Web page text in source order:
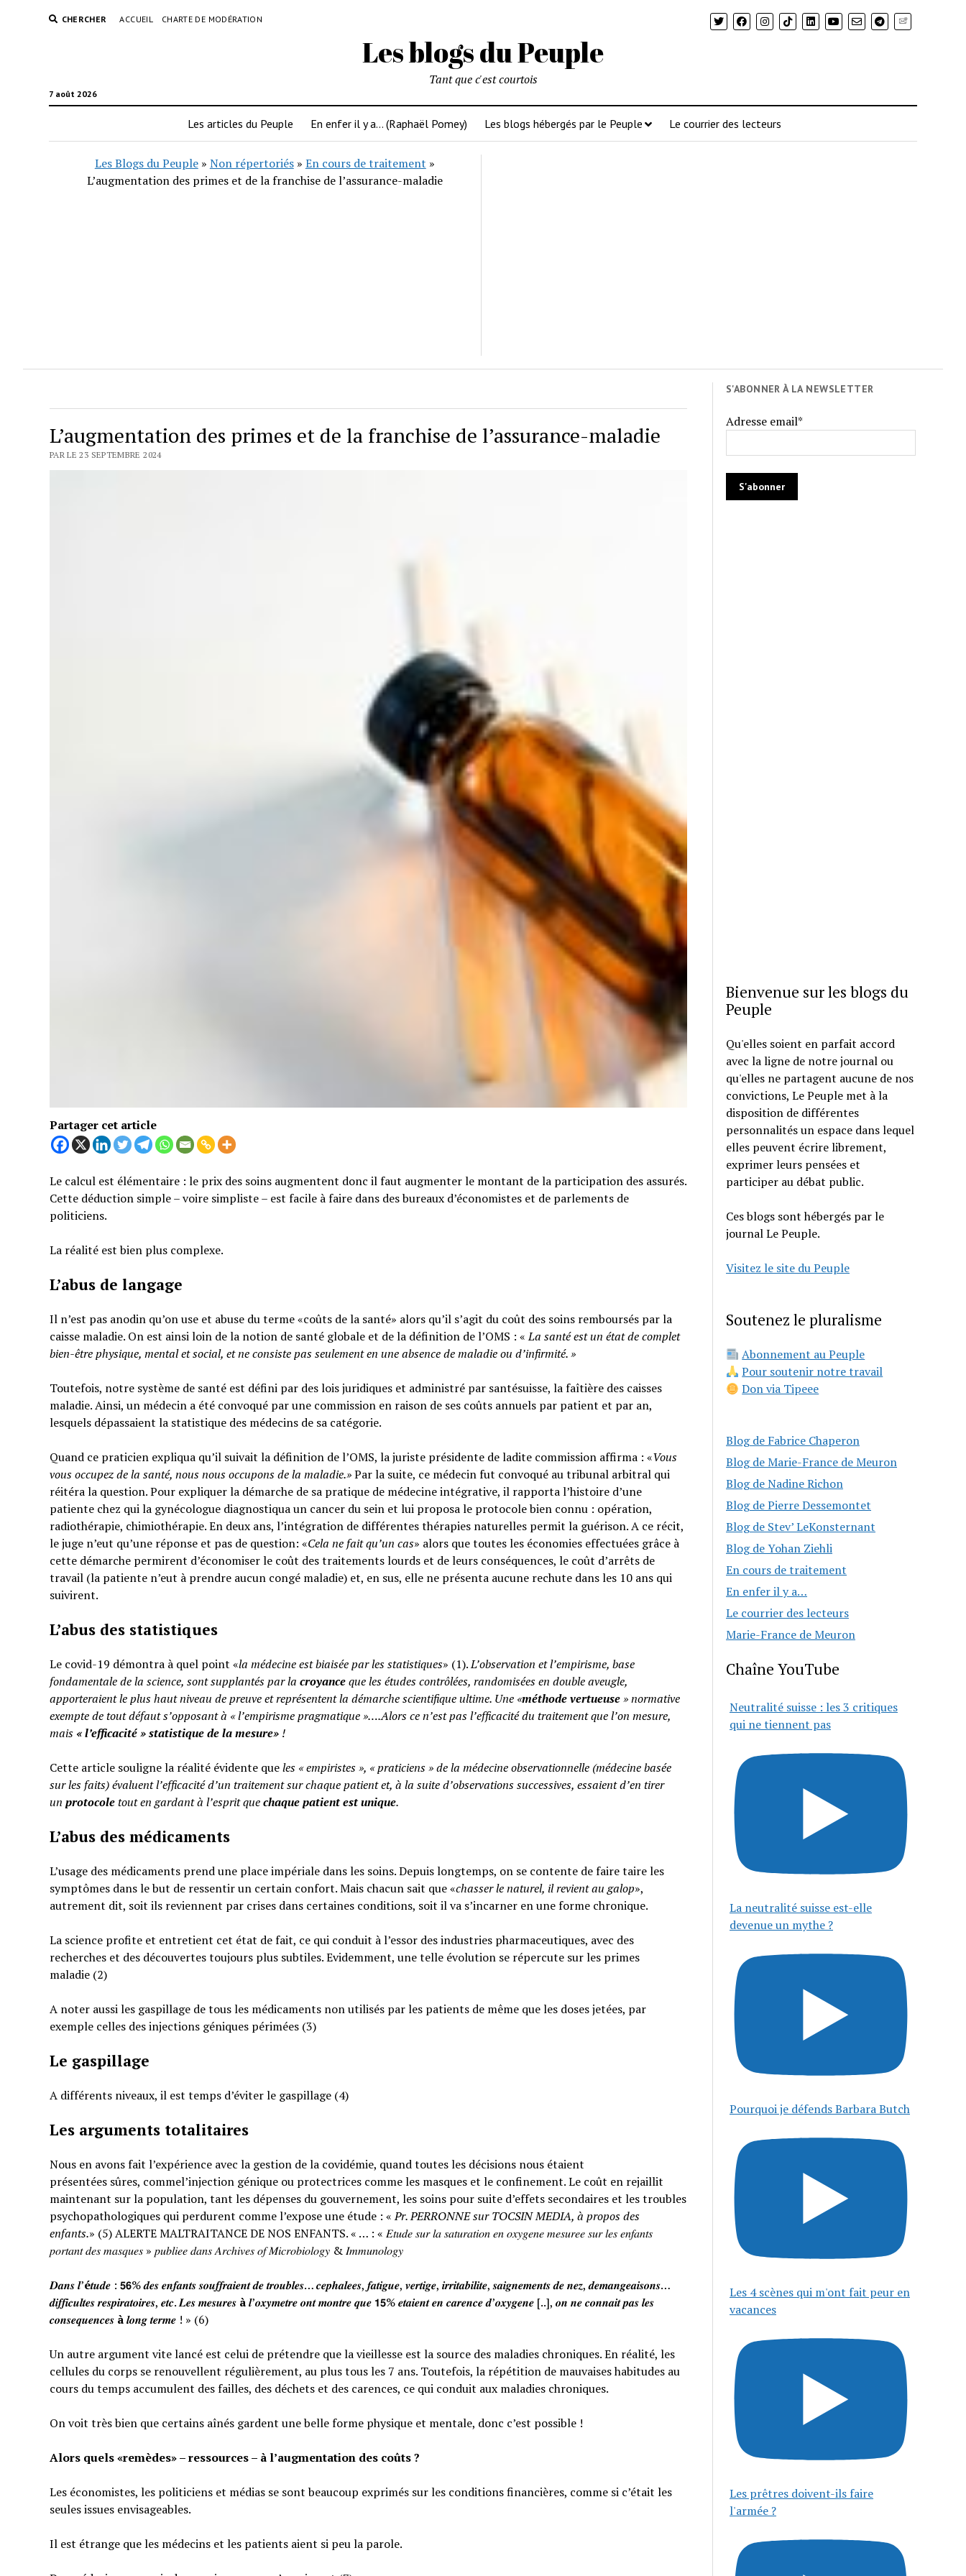
CHERCHER ACCUEIL CHARTE DE MODÉRATION Newsletter
Les blogs du Peuple
7 août 2026
Tant que c'est courtois
Les articles du Peuple En enfer il y a… (Raphaël Pomey) Les blogs hébergés par le Peuple Le courrier des lecteurs
Les Blogs du Peuple» Non répertoriés» En cours de traitement »
L’augmentation des primes et de la franchise de l’assurance-maladie
L’augmentation des primes et de la franchise de l’assurance-maladie
PAR LE 23 SEPTEMBRE 2024
Partager cet article
Le calcul est élémentaire : le prix des soins augmentent donc il faut augmenter le montant de la participation des assurés.
Cette déduction simple – voire simpliste – est facile à faire dans des bureaux d’économistes et de parlements de
politiciens.
La réalité est bien plus complexe.
L’abus de langage
Il n’est pas anodin qu’on use et abuse du terme «coûts de la santé» alors qu’il s’agit du coût des soins remboursés par la
caisse maladie. On est ainsi loin de la notion de santé globale et de la définition de l’OMS : «La santé est un état de complet
bien-être physique, mental et social, et ne consiste pas seulement en une absence de maladie ou d’infirmité.»
Toutefois, notre système de santé est défini par des lois juridiques et administré par santésuisse, la faîtière des caisses
maladie. Ainsi, un médecin a été convoqué par une commission en raison de ses coûts annuels par patient et par an,
lesquels dépassaient la statistique des médecins de sa catégorie.
Quand ce praticien expliqua qu’il suivait la définition de l’OMS, la juriste présidente de ladite commission affirma : «Vous
vous occupez de la santé, nous nous occupons de la maladie.»Par la suite, ce médecin fut convoqué au tribunal arbitral qui
réitéra la question. Pour expliquer la démarche de sa pratique de médecine intégrative, il rapporta l’histoire d’une
patiente chez qui la gynécologue diagnostiqua un cancer du sein et lui proposa le protocole bien connu : opération,
radiothérapie, chimiothérapie. En deux ans, l’intégration de différentes thérapies naturelles permit la guérison. A ce récit,
le juge n’eut qu’une réponse et pas de question: «Cela ne fait qu’un cas» alors que toutes les économies effectuées grâce à
cette démarche permirent d’économiser le coût des traitements lourds et de leurs conséquences, le coût d’arrêts de
travail (la patiente n’eut à prendre aucun congé maladie) et, en sus, elle ne présenta aucune rechute dans les 10 ans qui
suivirent.
L’abus des statistiques
Le covid-19 démontra à quel point «la médecine est biaisée par les statistiques» (1).L’observation et l’empirisme, base
fondamentale de la science, sont supplantés par la croyanceque les études contrôlées, randomisées en double aveugle,
apporteraient le plus haut niveau de preuve et représentent la démarche scientifique ultime. Une «méthode vertueuse» normative
exempte de tout défaut s’opposant à « l’empirisme pragmatique »….Alors ce n’est pas l’efficacité du traitement que l’on mesure,
mais «l’efficacité » statistique de la mesure» !
Cette article souligne la réalité évidente queles « empiristes », « praticiens » de la médecine observationnelle (médecine basée
sur les faits) évaluent l’efficacité d’un traitement sur chaque patient et, à la suite d’observations successives, essaient d’en tirer
un protocoletout en gardant à l’esprit quechaque patient est unique.
L’abus des médicaments
L’usage des médicaments prend une place impériale dans les soins. Depuis longtemps, on se contente de faire taire les
symptômes dans le but de ressentir un certain confort. Mais chacun sait que «chasser le naturel, il revient au galop»,
autrement dit, soit ils reviennent par crises dans certaines conditions, soit il va s’incarner en une forme chronique.
La science profite et entretient cet état de fait, ce qui conduit à l’essor des industries pharmaceutiques, avec des
recherches et des découvertes toujours plus subtiles. Evidemment, une telle évolution se répercute sur les primes
maladie (2)
A noter aussi les gaspillage de tous les médicaments non utilisés par les patients de même que les doses jetées, par
exemple celles des injections géniques périmées (3)
Le gaspillage
A différents niveaux, il est temps d’éviter le gaspillage (4)
Les arguments totalitaires
Nous en avons fait l’expérience avec la gestion de la covidémie, quand toutes les décisions nous étaient
présentées sûres, commel’injection génique ou protectrices comme les masques et le confinement. Le coût en rejaillit
maintenant sur la population, tant les dépenses du gouvernement, les soins pour suite d’effets secondaires et les troubles
psychopathologiques qui perdurent comme l’expose une étude : «Pr. PERRONNE sur TOCSIN MEDIA, à propos des
enfants.» (5) ALERTE MALTRAITANCE DE NOS ENFANTS. « … : « 𝐸𝑡𝑢𝑑𝑒 𝑠𝑢𝑟 𝑙𝑎 𝑠𝑎𝑡𝑢𝑟𝑎𝑡𝑖𝑜𝑛 𝑒𝑛 𝑜𝑥𝑦𝑔𝑒𝑛𝑒 𝑚𝑒𝑠𝑢𝑟𝑒𝑒 𝑠𝑢𝑟 𝑙𝑒𝑠 𝑒𝑛𝑓𝑎𝑛𝑡𝑠
𝑝𝑜𝑟𝑡𝑎𝑛𝑡 𝑑𝑒𝑠 𝑚𝑎𝑠𝑞𝑢𝑒𝑠 » 𝑝𝑢𝑏𝑙𝑖𝑒𝑒 𝑑𝑎𝑛𝑠 𝐴𝑟𝑐ℎ𝑖𝑣𝑒𝑠 𝑜𝑓 𝑀𝑖𝑐𝑟𝑜𝑏𝑖𝑜𝑙𝑜𝑔𝑦 & 𝐼𝑚𝑚𝑢𝑛𝑜𝑙𝑜𝑔𝑦
𝑫𝒂𝒏𝒔 𝒍’é𝒕𝒖𝒅𝒆 : 𝟱𝟲% 𝒅𝒆𝒔 𝒆𝒏𝒇𝒂𝒏𝒕𝒔 𝒔𝒐𝒖𝒇𝒇𝒓𝒂𝒊𝒆𝒏𝒕 𝒅𝒆 𝒕𝒓𝒐𝒖𝒃𝒍𝒆𝒔… 𝒄𝒆𝒑𝒉𝒂𝒍𝒆𝒆𝒔, 𝒇𝒂𝒕𝒊𝒈𝒖𝒆, 𝒗𝒆𝒓𝒕𝒊𝒈𝒆, 𝒊𝒓𝒓𝒊𝒕𝒂𝒃𝒊𝒍𝒊𝒕𝒆, 𝒔𝒂𝒊𝒈𝒏𝒆𝒎𝒆𝒏𝒕𝒔 𝒅𝒆 𝒏𝒆𝒛, 𝒅𝒆𝒎𝒂𝒏𝒈𝒆𝒂𝒊𝒔𝒐𝒏𝒔…
𝒅𝒊𝒇𝒇𝒊𝒄𝒖𝒍𝒕𝒆𝒔 𝒓𝒆𝒔𝒑𝒊𝒓𝒂𝒕𝒐𝒊𝒓𝒆𝒔, 𝒆𝒕𝒄. 𝑳𝒆𝒔 𝒎𝒆𝒔𝒖𝒓𝒆𝒔 à𝒍’𝒐𝒙𝒚𝒎𝒆𝒕𝒓𝒆 𝒐𝒏𝒕 𝒎𝒐𝒏𝒕𝒓𝒆 𝒒𝒖𝒆 𝟭𝟱% 𝒆𝒕𝒂𝒊𝒆𝒏𝒕 𝒆𝒏 𝒄𝒂𝒓𝒆𝒏𝒄𝒆 𝒅’𝒐𝒙𝒚𝒈𝒆𝒏𝒆 [..], 𝒐𝒏 𝒏𝒆 𝒄𝒐𝒏𝒏𝒂𝒊𝒕 𝒑𝒂𝒔 𝒍𝒆𝒔
𝒄𝒐𝒏𝒔𝒆𝒒𝒖𝒆𝒏𝒄𝒆𝒔 à𝒍𝒐𝒏𝒈 𝒕𝒆𝒓𝒎𝒆 ! » (6)
Un autre argument vite lancé est celui de prétendre que la vieillesse est la source des maladies chroniques. En réalité, les
cellules du corps se renouvellent régulièrement, au plus tous les 7 ans. Toutefois, la répétition de mauvaises habitudes au
cours du temps accumulent des failles, des déchets et des carences, ce qui conduit aux maladies chroniques.
On voit très bien que certains aînés gardent une belle forme physique et mentale, donc c’est possible !
Alors quels «remèdes» – ressources – à l’augmentation des coûts ?
Les économistes, les politiciens et médias se sont beaucoup exprimés sur les conditions financières, comme si c’était les
seules issues envisageables.
Il est étrange que les médecins et les patients aient si peu la parole.
S'ABONNER À LA NEWSLETTER
Adresse email*
Bienvenue sur les blogs du
Peuple
Qu'elles soient en parfait accord
avec la ligne de notre journal ou
qu'elles ne partagent aucune de nos
convictions, Le Peuple met à la
disposition de différentes
personnalités un espace dans lequel
elles peuvent écrire librement,
exprimer leurs pensées et
participer au débat public.
Ces blogs sont hébergés par le
journal Le Peuple.
Visitez le site du Peuple
Soutenez le pluralisme
Abonnement au Peuple
Pour soutenir notre travail
Don via Tipeee
Blog de Fabrice Chaperon
Blog de Marie-France de Meuron
Blog de Nadine Richon
Blog de Pierre Dessemontet
Blog de Stev’ LeKonsternant
Blog de Yohan Ziehli
En cours de traitement
En enfer il y a…
Le courrier des lecteurs
Marie-France de Meuron
Chaîne YouTube
Neutralité suisse : les 3 critiques
qui ne tiennent pas
La neutralité suisse est-elle
devenue un mythe ?
Pourquoi je défends Barbara Butch
Les 4 scènes qui m'ont fait peur en
vacances
Les prêtres doivent-ils faire
l'armée ?